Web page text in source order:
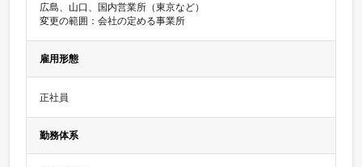
広島、山口、国内営業所（東京など）
変更の範囲：会社の定める事業所
雇用形態
正社員
勤務体系